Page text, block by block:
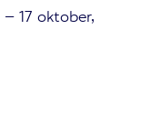
– 17 oktober,